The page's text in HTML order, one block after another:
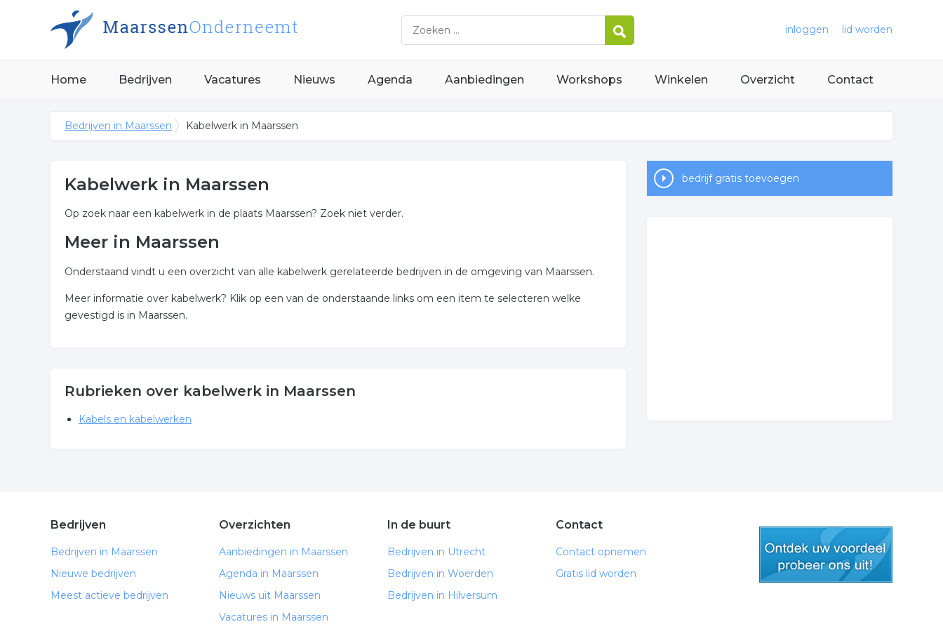
inloggen lid worden
Home Bedrijven Vacatures Nieuws Agenda Aanbiedingen Workshops Winkelen Overzicht Contact
Bedrijven in Maarssen Kabelwerk in Maarssen
Kabelwerk in Maarssen
Op zoek naar een kabelwerk in de plaats Maarssen? Zoek niet verder.
Meer in Maarssen
Onderstaand vindt u een overzicht van alle kabelwerk gerelateerde bedrijven in de omgeving van Maarssen.
Meer informatie over kabelwerk? Klik op een van de onderstaande links om een item te selecteren welke
gevestigd is in Maarssen.
Rubrieken over kabelwerk in Maarssen
Kabels en kabelwerken
bedrijf gratis toevoegen
Bedrijven
Bedrijven in Maarssen
Nieuwe bedrijven
Meest actieve bedrijven
Overzichten
Aanbiedingen in Maarssen
Agenda in Maarssen
Nieuws uit Maarssen
Vacatures in Maarssen
In de buurt
Bedrijven in Utrecht
Bedrijven in Woerden
Bedrijven in Hilversum
Contact
Contact opnemen
Gratis lid worden